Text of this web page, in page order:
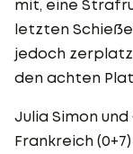
mit, eine
letzten
jedoch
den achten
Julia Simon
Frankreich